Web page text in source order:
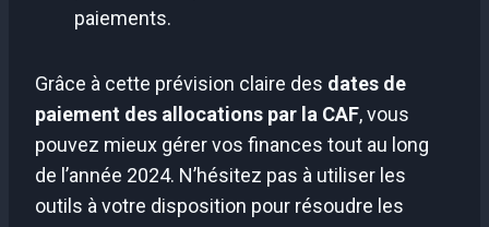
paiements.
Grâce à cette prévision claire des dates de
paiement des allocations par la CAF, vous
pouvez mieux gérer vos finances tout au long
de l’année 2024. N’hésitez pas à utiliser les
outils à votre disposition pour résoudre les